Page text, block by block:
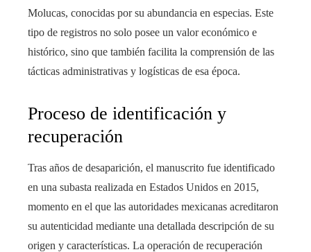
Molucas, conocidas por su abundancia en especias. Este
tipo de registros no solo posee un valor económico e
histórico, sino que también facilita la comprensión de las
tácticas administrativas y logísticas de esa época.
Proceso de identificación y
recuperación
Tras años de desaparición, el manuscrito fue identificado
en una subasta realizada en Estados Unidos en 2015,
momento en el que las autoridades mexicanas acreditaron
su autenticidad mediante una detallada descripción de su
origen y características. La operación de recuperación